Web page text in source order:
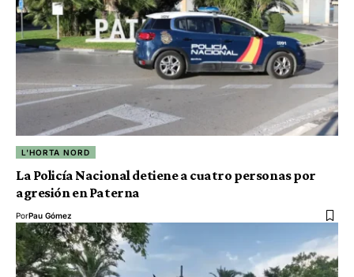
L'HORTA NORD
La Policía Nacional detiene a cuatro personas por
agresión en Paterna
PorPau Gómez